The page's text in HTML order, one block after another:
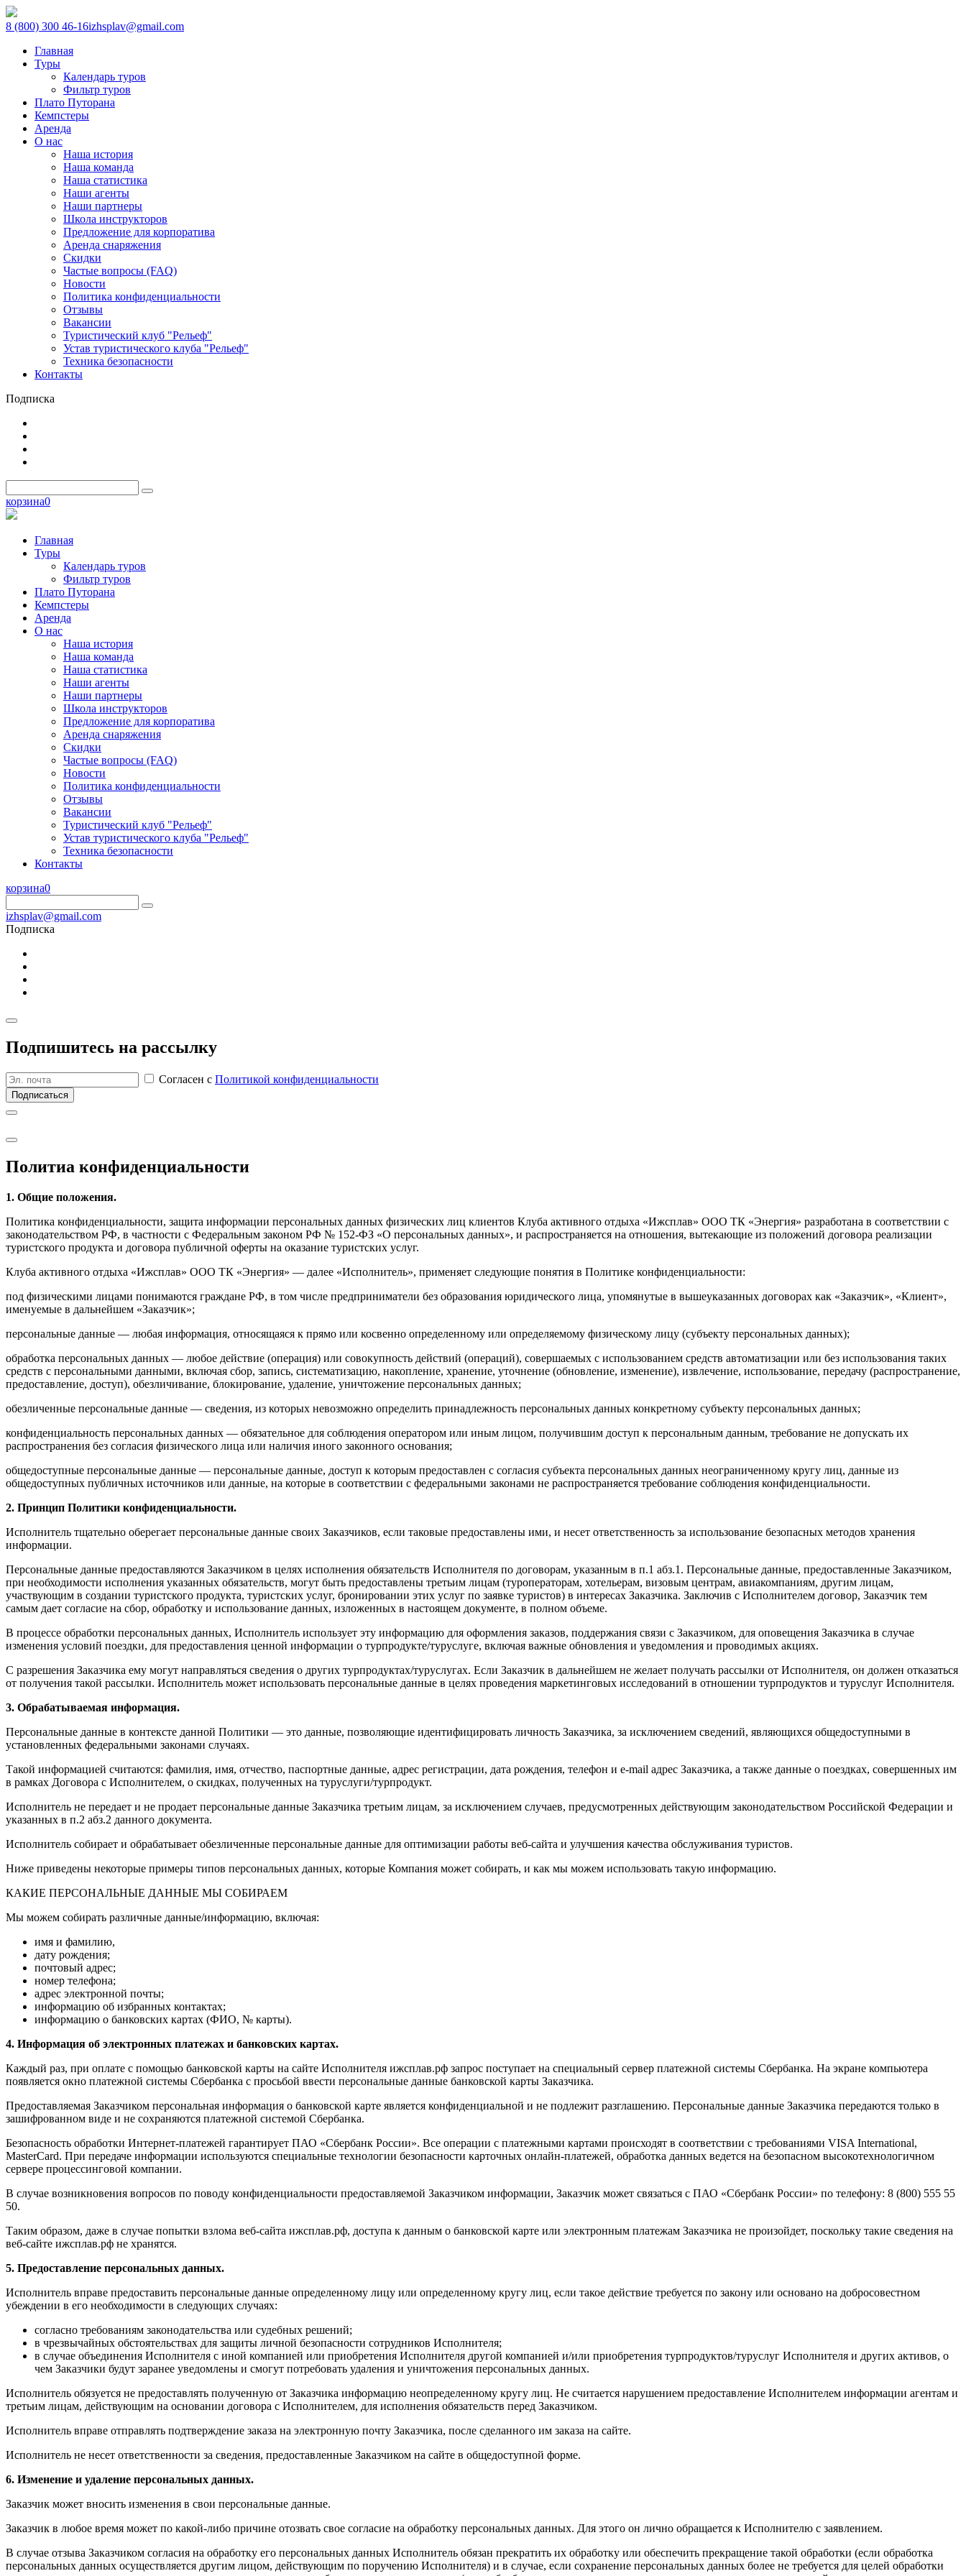
8 (800) 300 46-16izhsplav@gmail.com
Главная
Туры
Календарь туров
Фильтр туров
Плато Путорана
Кемпстеры
Аренда
О нас
Наша история
Наша команда
Наша статистика
Наши агенты
Наши партнеры
Школа инструкторов
Предложение для корпоратива
Аренда снаряжения
Скидки
Частые вопросы (FAQ)
Новости
Политика конфиденциальности
Отзывы
Вакансии
Туристический клуб "Рельеф"
Устав туристического клуба "Рельеф"
Техника безопасности
Контакты
Подписка
корзина0
Главная
Туры
Календарь туров
Фильтр туров
Плато Путорана
Кемпстеры
Аренда
О нас
Наша история
Наша команда
Наша статистика
Наши агенты
Наши партнеры
Школа инструкторов
Предложение для корпоратива
Аренда снаряжения
Скидки
Частые вопросы (FAQ)
Новости
Политика конфиденциальности
Отзывы
Вакансии
Туристический клуб "Рельеф"
Устав туристического клуба "Рельеф"
Техника безопасности
Контакты
корзина0
izhsplav@gmail.com
Подписка
Подпишитесь на рассылку
Согласен с Политикой конфиденциальности
Подписаться
Политиа кон­фиден­циаль­ности
1. Общие положения.
Политика конфиденциальности, защита информации персональных данных физических лиц клиентов Клуба активного отдыха «Ижсплав» ООО ТК «Энергия» разработана в соответствии с
законодательством РФ, в частности с Федеральным законом РФ № 152-ФЗ «О персональных данных», и распространяется на отношения, вытекающие из положений договора реализации
туристского продукта и договора публичной оферты на оказание туристских услуг.
Клуба активного отдыха «Ижсплав» ООО ТК «Энергия» — далее «Исполнитель», применяет следующие понятия в Политике конфиденциальности:
под физическими лицами понимаются граждане РФ, в том числе предприниматели без образования юридического лица, упомянутые в вышеуказанных договорах как «Заказчик», «Клиент»,
именуемые в дальнейшем «Заказчик»;
персональные данные — любая информация, относящаяся к прямо или косвенно определенному или определяемому физическому лицу (субъекту персональных данных);
обработка персональных данных — любое действие (операция) или совокупность действий (операций), совершаемых с использованием средств автоматизации или без использования таких
средств с персональными данными, включая сбор, запись, систематизацию, накопление, хранение, уточнение (обновление, изменение), извлечение, использование, передачу (распространение,
предоставление, доступ), обезличивание, блокирование, удаление, уничтожение персональных данных;
обезличенные персональные данные — сведения, из которых невозможно определить принадлежность персональных данных конкретному субъекту персональных данных;
конфиденциальность персональных данных — обязательное для соблюдения оператором или иным лицом, получившим доступ к персональным данным, требование не допускать их
распространения без согласия физического лица или наличия иного законного основания;
общедоступные персональные данные — персональные данные, доступ к которым предоставлен с согласия субъекта персональных данных неограниченному кругу лиц, данные из
общедоступных публичных источников или данные, на которые в соответствии с федеральными законами не распространяется требование соблюдения конфиденциальности.
2. Принцип Политики конфиденциальности.
Исполнитель тщательно оберегает персональные данные своих Заказчиков, если таковые предоставлены ими, и несет ответственность за использование безопасных методов хранения
информации.
Персональные данные предоставляются Заказчиком в целях исполнения обязательств Исполнителя по договорам, указанным в п.1 абз.1. Персональные данные, предоставленные Заказчиком,
при необходимости исполнения указанных обязательств, могут быть предоставлены третьим лицам (туроператорам, хотельерам, визовым центрам, авиакомпаниям, другим лицам,
участвующим в создании туристского продукта, туристских услуг, бронировании этих услуг по заявке туристов) в интересах Заказчика. Заключив с Исполнителем договор, Заказчик тем
самым дает согласие на сбор, обработку и использование данных, изложенных в настоящем документе, в полном объеме.
В процессе обработки персональных данных, Исполнитель использует эту информацию для оформления заказов, поддержания связи с Заказчиком, для оповещения Заказчика в случае
изменения условий поездки, для предоставления ценной информации о турпродукте/туруслуге, включая важные обновления и уведомления и проводимых акциях.
С разрешения Заказчика ему могут направляться сведения о других турпродуктах/туруслугах. Если Заказчик в дальнейшем не желает получать рассылки от Исполнителя, он должен отказаться
от получения такой рассылки. Исполнитель может использовать персональные данные в целях проведения маркетинговых исследований в отношении турпродуктов и туруслуг Исполнителя.
3. Обрабатываемая информация.
Персональные данные в контексте данной Политики — это данные, позволяющие идентифицировать личность Заказчика, за исключением сведений, являющихся общедоступными в
установленных федеральными законами случаях.
Такой информацией считаются: фамилия, имя, отчество, паспортные данные, адрес регистрации, дата рождения, телефон и e-mail адрес Заказчика, а также данные о поездках, совершенных им
в рамках Договора с Исполнителем, о скидках, полученных на туруслуги/турпродукт.
Исполнитель не передает и не продает персональные данные Заказчика третьим лицам, за исключением случаев, предусмотренных действующим законодательством Российской Федерации и
указанных в п.2 абз.2 данного документа.
Исполнитель собирает и обрабатывает обезличенные персональные данные для оптимизации работы веб-сайта и улучшения качества обслуживания туристов.
Ниже приведены некоторые примеры типов персональных данных, которые Компания может собирать, и как мы можем использовать такую информацию.
КАКИЕ ПЕРСОНАЛЬНЫЕ ДАННЫЕ МЫ СОБИРАЕМ
Мы можем собирать различные данные/информацию, включая:
имя и фамилию,
дату рождения;
почтовый адрес;
номер телефона;
адрес электронной почты;
информацию об избранных контактах;
информацию о банковских картах (ФИО, № карты).
4. Информация об электронных платежах и банковских картах.
Каждый раз, при оплате с помощью банковской карты на сайте Исполнителя ижсплав.рф запрос поступает на специальный сервер платежной системы Сбербанка. На экране компьютера
появляется окно платежной системы Сбербанка с просьбой ввести персональные данные банковской карты Заказчика.
Предоставляемая Заказчиком персональная информация о банковской карте является конфиденциальной и не подлежит разглашению. Персональные данные Заказчика передаются только в
зашифрованном виде и не сохраняются платежной системой Сбербанка.
Безопасность обработки Интернет-платежей гарантирует ПАО «Сбербанк России». Все операции с платежными картами происходят в соответствии с требованиями VISA International,
MasterCard. При передаче информации используются специальные технологии безопасности карточных онлайн-платежей, обработка данных ведется на безопасном высокотехнологичном
сервере процессинговой компании.
В случае возникновения вопросов по поводу конфиденциальности предоставляемой Заказчиком информации, Заказчик может связаться с ПАО «Сбербанк России» по телефону: 8 (800) 555 55
50.
Таким образом, даже в случае попытки взлома веб-сайта ижсплав.рф, доступа к данным о банковской карте или электронным платежам Заказчика не произойдет, поскольку такие сведения на
веб-сайте ижсплав.рф не хранятся.
5. Предоставление персональных данных.
Исполнитель вправе предоставить персональные данные определенному лицу или определенному кругу лиц, если такое действие требуется по закону или основано на добросовестном
убеждении в его необходимости в следующих случаях:
согласно требованиям законодательства или судебных решений;
в чрезвычайных обстоятельствах для защиты личной безопасности сотрудников Исполнителя;
в случае объединения Исполнителя с иной компанией или приобретения Исполнителя другой компанией и/или приобретения турпродуктов/туруслуг Исполнителя и других активов, о
чем Заказчики будут заранее уведомлены и смогут потребовать удаления и уничтожения персональных данных.
Исполнитель обязуется не предоставлять полученную от Заказчика информацию неопределенному кругу лиц. Не считается нарушением предоставление Исполнителем информации агентам и
третьим лицам, действующим на основании договора с Исполнителем, для исполнения обязательств перед Заказчиком.
Исполнитель вправе отправлять подтверждение заказа на электронную почту Заказчика, после сделанного им заказа на сайте.
Исполнитель не несет ответственности за сведения, предоставленные Заказчиком на сайте в общедоступной форме.
6. Изменение и удаление персональных данных.
Заказчик может вносить изменения в свои персональные данные.
Заказчик в любое время может по какой-либо причине отозвать свое согласие на обработку персональных данных. Для этого он лично обращается к Исполнителю с заявлением.
В случае отзыва Заказчиком согласия на обработку его персональных данных Исполнитель обязан прекратить их обработку или обеспечить прекращение такой обработки (если обработка
персональных данных осуществляется другим лицом, действующим по поручению Исполнителя) и в случае, если сохранение персональных данных более не требуется для целей обработки